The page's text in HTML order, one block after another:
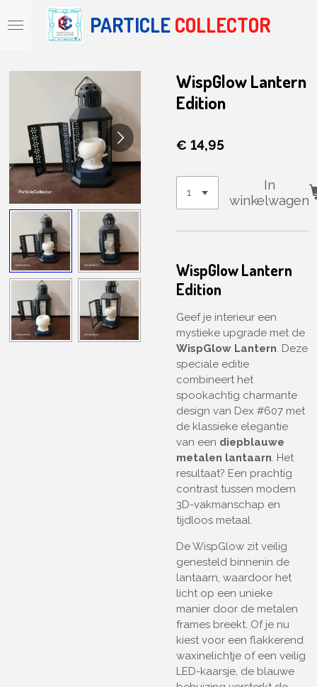
direct
PARTICLE COLLECTOR
WispGlow Lantern
Edition
€ 14,95
In
winkelwagen
WispGlow Lantern
Edition
Geef je interieur een
mystieke upgrade met de
WispGlow Lantern. Deze
speciale editie
combineert het
spookachtig charmante
design van Dex #607 met
de klassieke elegantie
van een diepblauwe
metalen lantaarn. Het
resultaat? Een prachtig
contrast tussen modern
3D-vakmanschap en
tijdloos metaal.
De WispGlow zit veilig
genesteld binnenin de
lantaarn, waardoor het
licht op een unieke
manier door de metalen
frames breekt. Of je nu
kiest voor een flakkerend
waxinelichtje of een veilig
LED-kaarsje, de blauwe